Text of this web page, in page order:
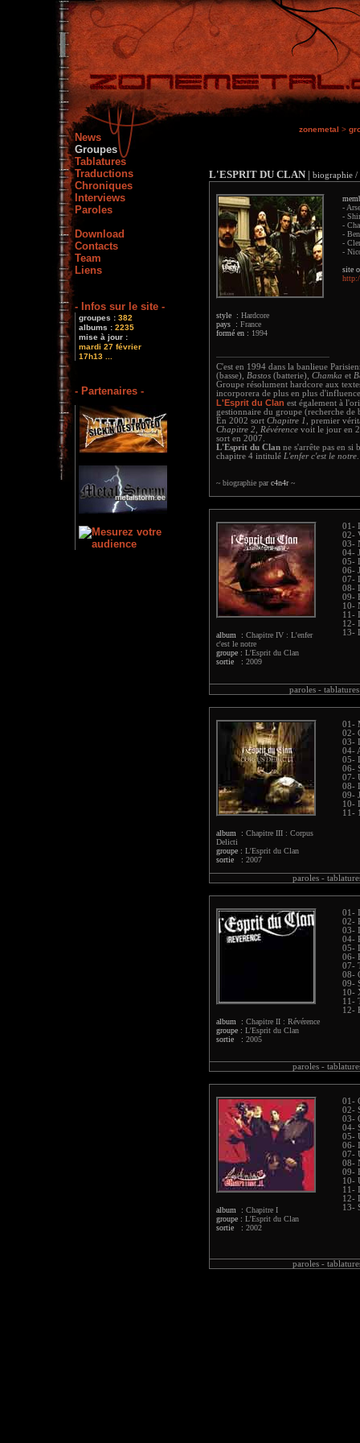
News
Groupes
Tablatures
Traductions
Chroniques
Interviews
Paroles
Download
Contacts
Team
Liens
- Infos sur le site -
groupes : 382
albums : 2235
mise à jour :
mardi 27 février
17h13 ...
- Partenaires -
zonemetal >
L'ESPRIT DU CLAN | biographie /
style : Hardcore
pays : France
formé en : 1994
-
-
-
-
-
-
site
C'est en 1994 dans la banlieue
(basse), Bastos (batterie), Chamka et
Groupe résolument hardcore aux
incorporera de plus en plus
L'Esprit du Clan est également à
gestionnaire du groupe (recherche
En 2002 sort Chapitre 1
, premier
Chapitre 2, Révérence voit le jour en
sort en 2007.
L'Esprit du Clan ne s'arrête pas en si
chapitre 4 intitulé L'enfer c'est le notre
~ biographie parc4n4r~
album : Chapitre IV : L'enfer
c'est le notre
groupe : L'Esprit du Clan
sortie : 2009
01-
02-
03-
04-
05-
06-
07-
08-
09-
10-
11-
12-
13-
paroles -
album : Chapitre III : Corpus
Delicti
groupe : L'Esprit du Clan
sortie : 2007
01-
02-
03-
04-
05-
06-
07-
08-
09-
10-
11-
paroles -
album : Chapitre II : Révérence
groupe : L'Esprit du Clan
sortie : 2005
01-
02-
03-
04-
05-
06-
07-
08-
09-
10-
11-
12-
paroles -
album : Chapitre I
groupe : L'Esprit du Clan
sortie : 2002
01-
02-
03-
04-
05-
06-
07-
08-
09-
10-
11-
12-
13-
paroles -